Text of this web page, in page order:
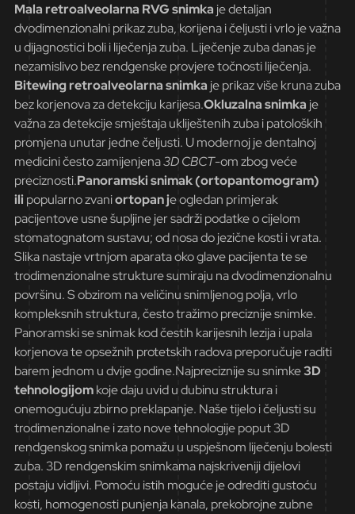
Mala retroalveolarna RVG snimka je detaljan
dvodimenzionalni prikaz zuba, korijena i čeljusti i vrlo je važna
u dijagnostici boli i liječenja zuba. Liječenje zuba danas je
nezamislivo bez rendgenske provjere točnosti liječenja.
Bitewing retroalveolarna snimka je prikaz više kruna zuba
bez korjenova za detekciju karijesa.Okluzalna snimka je
važna za detekcije smještaja ukliještenih zuba i patoloških
promjena unutar jedne čeljusti. U modernoj je dentalnoj
medicini često zamijenjena3D CBCT-om zbog veće
preciznosti.Panoramski snimak (ortopantomogram)
ilipopularno zvaniortopan je ogledan primjerak
pacijentove usne šupljine jer sadrži podatke o cijelom
stomatognatom sustavu; od nosa do jezične kosti i vrata.
Slika nastaje vrtnjom aparata oko glave pacijenta te se
trodimenzionalne strukture sumiraju na dvodimenzionalnu
površinu. S obzirom na veličinu snimljenog polja, vrlo
kompleksnih struktura, često tražimo preciznije snimke.
Panoramski se snimak kod čestih karijesnih lezija i upala
korjenova te opsežnih protetskih radova preporučuje raditi
barem jednom u dvije godine.Najpreciznije su snimke3D
tehnologijomkoje daju uvid u dubinu struktura i
onemogućuju zbirno preklapanje. Naše tijelo i čeljusti su
trodimenzionalne i zato nove tehnologije poput 3D
rendgenskog snimka pomažu u uspješnom liječenju bolesti
zuba. 3D rendgenskim snimkama najskriveniji dijelovi
postaju vidljivi. Pomoću istih moguće je odrediti gustoću
kosti, homogenosti punjenja kanala, prekobrojne zubne